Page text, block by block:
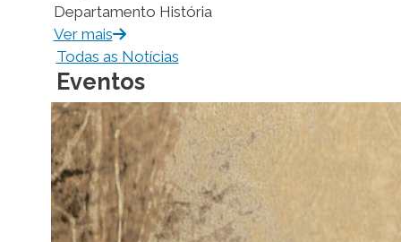
Departamento História
Ver mais
Todas as Notícias
Eventos